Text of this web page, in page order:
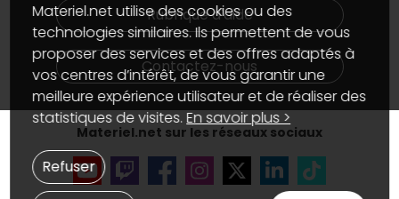
Materiel.net recrute
Notre programme d'affiliation
Partenariat & Sponsoring
Nos marques
Conditions générales de vente
Marketplace
Informations légales
Données personnellesetcookies
Gérer vos cookies
Accessibilité : non conforme
Rubrique d'aide
Contactez-nous
Materiel.net sur les réseaux sociaux
Materiel.net utilise des cookies ou des
technologies similaires. Ils permettent de vous
proposer des services et des offres adaptés à
vos centres d’intérêt, de vous garantir une
meilleure expérience utilisateur et de réaliser des
statistiques de visites.En savoir plus >
Refuser